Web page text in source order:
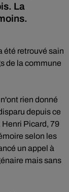
La
été retrouvé sain
de la commune
rien donné
depuis ce
Henri Picard, 79
selon les
un appel à
mais sans